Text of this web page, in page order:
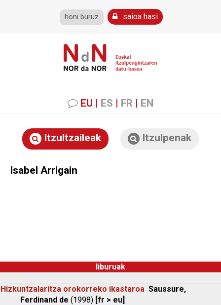
honi buruz saioa hasi
EU | ES | FR | EN
Itzultzaileak Itzulpenak
Isabel Arrigain
liburuak
Hizkuntzalaritza orokorreko ikastaroa Saussure,
Ferdinand de (1998) [fr > eu]